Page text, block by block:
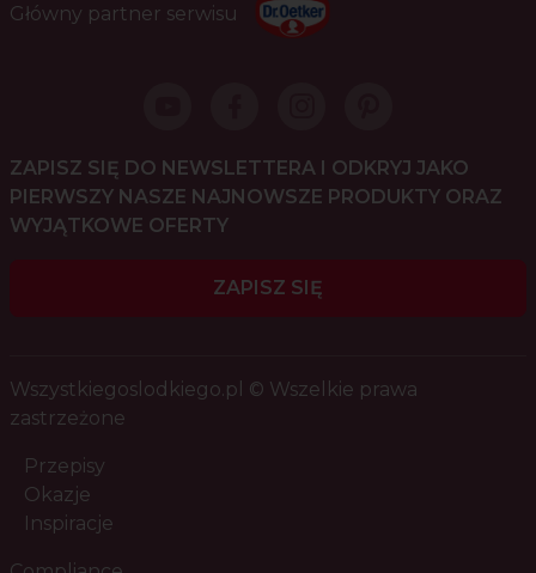
Główny partner serwisu
ZAPISZ SIĘ DO NEWSLETTERA I ODKRYJ JAKO
PIERWSZY NASZE NAJNOWSZE PRODUKTY ORAZ
WYJĄTKOWE OFERTY
ZAPISZ SIĘ
Wszystkiegoslodkiego.pl © Wszelkie prawa
zastrzeżone
Przepisy
Okazje
Inspiracje